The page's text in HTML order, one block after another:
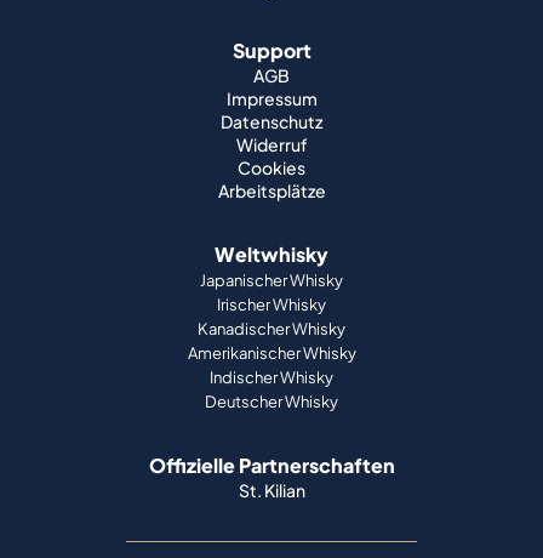
Support
AGB
Impressum
Datenschutz
Widerruf
Cookies
Arbeitsplätze
Weltwhisky
Japanischer Whisky
Irischer Whisky
Kanadischer Whisky
Amerikanischer Whisky
Indischer Whisky
Deutscher Whisky
Offizielle Partnerschaften
St. Kilian